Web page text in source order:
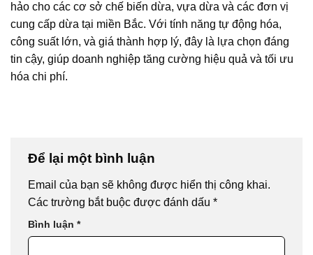
hảo cho các cơ sở chế biến dừa, vựa dừa và các đơn vị
cung cấp dừa tại miền Bắc. Với tính năng tự động hóa,
công suất lớn, và giá thành hợp lý, đây là lựa chọn đáng
tin cậy, giúp doanh nghiệp tăng cường hiệu quả và tối ưu
hóa chi phí.
Để lại một bình luận
Email của bạn sẽ không được hiển thị công khai.
Các trường bắt buộc được đánh dấu *
Bình luận *